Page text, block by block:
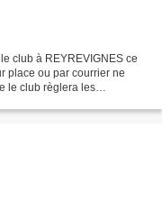
club à REYREVIGNES ce
place ou par courrier ne
le club règlera les